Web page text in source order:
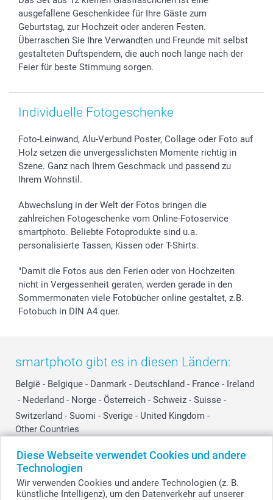
Diese Webseite verwendet Cookies und andere
Technologien
Wir verwenden Cookies und andere Technologien (z. B.
künstliche Intelligenz), um den Datenverkehr auf unserer
Sticker & Etiketten
Geschenk-Gutscheine (PDF)
Presse
Partnerprogramme
Investor Relations
B2B smartbusiness
Widerrufsrecht
Kommunion & Konfirmation
Hochzeit
Geburtstag
Geburt
Zu allen Anlässen
Lieferfristen
72h Lieferung
Zahlungsmöglichkeiten
Sitemap
Status der Bestellung
smartbonus
ausgefallene Geschenkidee für Ihre Gäste zum
Geburtstag, zur Hochzeit oder anderen Festen.
Überraschen Sie Ihre Verwandten und Freunde mit selbst
gestalteten Duftspendern, die auch noch lange nach der
Feier für beste Stimmung sorgen.
Individuelle Fotogeschenke
Foto-Leinwand, Alu-Verbund Poster, Collage oder Foto auf
Holz setzen die unvergesslichsten Momente richtig in
Szene. Ganz nach Ihrem Geschmack und passend zu
Ihrem Wohnstil.
Abwechslung in der Welt der Fotos bringen die
zahlreichen Fotogeschenke vom Online-Fotoservice
smartphoto. Beliebte Fotoprodukte sind u.a.
personalisierte Tassen, Kissen oder T-Shirts.
"Damit die Fotos aus den Ferien oder von Hochzeiten
nicht in Vergessenheit geraten, werden gerade in den
Sommermonaten viele Fotobücher online gestaltet, z.B.
Fotobuch in DIN A4 quer.
smartphoto gibt es in diesen Ländern:
België - Belgique - Danmark - Deutschland - France - Ireland
- Nederland - Norge - Österreich - Schweiz - Suisse -
Switzerland - Suomi - Sverige - United Kingdom -
Other Countries
Alle Preise verstehen sich in EURO (€) inkl. MwSt. und zzgl. Versandkosten.